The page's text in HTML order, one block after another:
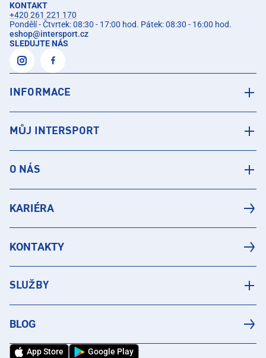
KONTAKT
+420 261 221 170
Pondělí - Čtvrtek: 08:30 - 17:00 hod. Pátek: 08:30 - 16:00 hod.
eshop@intersport.cz
SLEDUJTE NÁS
INFORMACE
MŮJ INTERSPORT
O NÁS
KARIÉRA
KONTAKTY
SLUŽBY
BLOG
App Store Google Play